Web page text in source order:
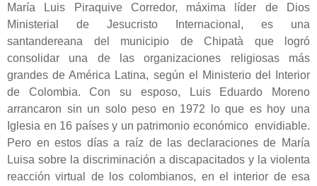
María Luis Piraquive Corredor, máxima líder de Dios
Ministerial de Jesucristo Internacional, es una
santandereana del municipio de Chipatà que logró
consolidar una de las organizaciones religiosas más
grandes de América Latina, según el Ministerio del Interior
de Colombia. Con su esposo, Luis Eduardo Moreno
arrancaron sin un solo peso en 1972 lo que es hoy una
Iglesia en 16 países y un patrimonio económico envidiable.
Pero en estos días a raíz de las declaraciones de María
Luisa sobre la discriminación a discapacitados y la violenta
reacción virtual de los colombianos, en el interior de esa